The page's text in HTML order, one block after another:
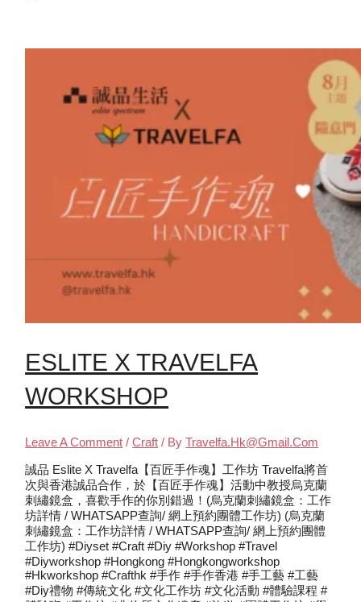
ESLITE X TRAVELFA
WORKSHOP
Leave A Comment /Craft / ByTravelfa.hk@gmail.com
誠品 Eslite X Travelfa【百匠手作魂】工作坊 Travelfa將首
次與香港誠品合作，於【百匠手作魂】活動中教授烏克蘭
刺繡鏡盒，喜歡手作的你別錯過！(烏克蘭刺繡鏡盒：工作
坊詳情 / WHATSAPP查詢/ 網上預約團體工作坊) (烏克蘭
刺繡鏡盒：工作坊詳情 / WHATSAPP查詢/ 網上預約團體
工作坊) #diyset #craft #diy #workshop #travel
#diyworkshop #hongkong #hongkongworkshop
#hkworkshop #crafthk #手作 #手作香港 #手工藝 #工藝
#diy禮物 #傳統文化 #文化工作坊 #文化活動 #體驗課程 #